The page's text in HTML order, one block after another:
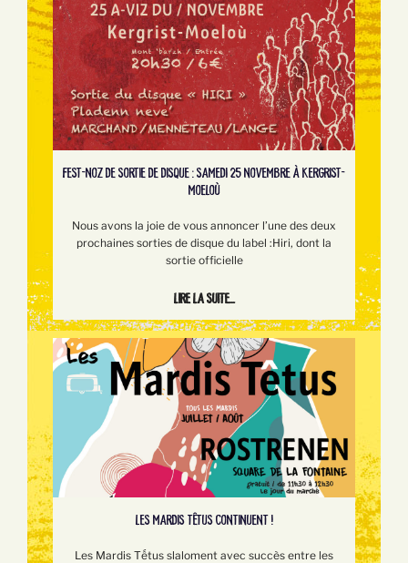
FEST-NOZ DE SORTIE DE DISQUE : SAMEDI 25 NOVEMBRE À KERGRIST-
MOELOÙ
Nous avons la joie de vous annoncer l’une des deux
prochaines sorties de disque du label :Hiri, dont la
sortie officielle
Lire la suite...
LES MARDIS TÊTUS CONTINUENT !
Les Mardis Tếtus slaloment avec succès entre les